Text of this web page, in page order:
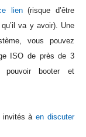
lien(risque d’être
va y avoir). Une
vous pouvez
ISO de près de 3
booter et
invités àen discuter